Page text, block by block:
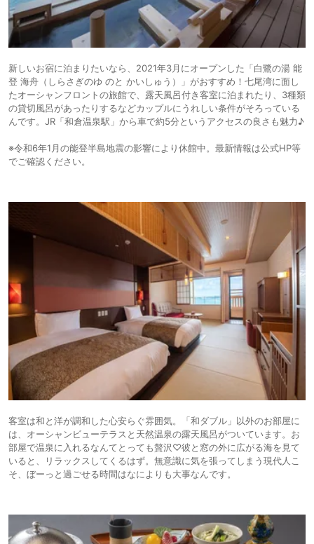
新しいお宿に泊まりたいなら、2021年3月にオープンした「白鷺の湯 能
登 海舟（しらさぎのゆ のと かいしゅう）」がおすすめ！七尾湾に面し
たオーシャンフロントの旅館で、露天風呂付き客室に泊まれたり、3種類
の貸切風呂があったりするなどカップルにうれしい条件がそろっている
んです。JR「和倉温泉駅」から車で約5分というアクセスの良さも魅力♪
※令和6年1月の能登半島地震の影響により休館中。最新情報は公式HP等
でご確認ください。
客室は和と洋が調和した心安らぐ雰囲気。「和ダブル」以外のお部屋に
は、オーシャンビューテラスと天然温泉の露天風呂がついています。お
部屋で温泉に入れるなんてとっても贅沢♡彼と窓の外に広がる海を見て
いると、リラックスしてくるはず。無意識に気を張ってしまう現代人こ
そ、ぼーっと過ごせる時間はなによりも大事なんです。